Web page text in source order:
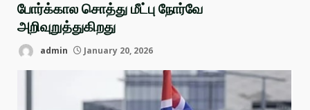
போர்க்கால சொத்து மீட்பு நோர்வே
அறிவுறுத்துகிறது
admin January 20, 2026